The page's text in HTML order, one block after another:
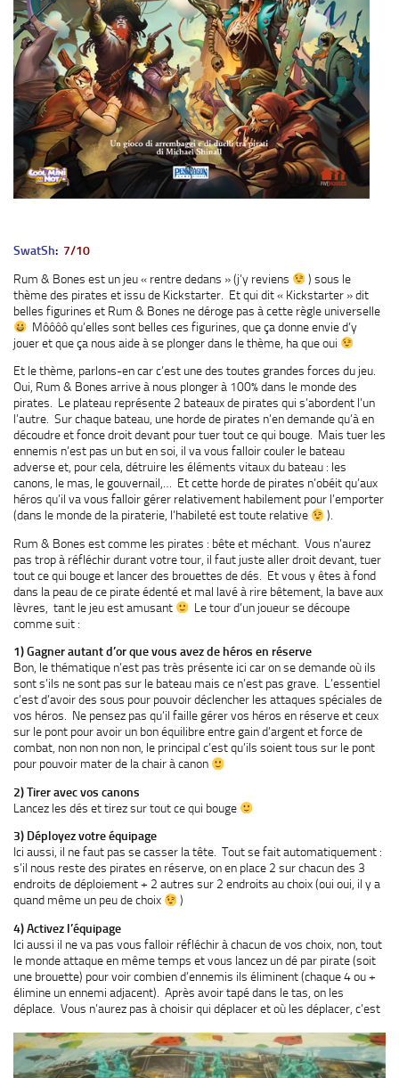
SwatSh: 7/10
Rum & Bones est un jeu « rentre dedans » (j’y reviens
) sous le
thème des pirates et issu de Kickstarter. Et qui dit « Kickstarter » dit
belles figurines et Rum & Bones ne déroge pas à cette règle universelle
Môôôô qu’elles sont belles ces figurines, que ça donne envie d’y
jouer et que ça nous aide à se plonger dans le thème, ha que oui
Et le thème, parlons-en car c’est une des toutes grandes forces du jeu.
Oui, Rum & Bones arrive à nous plonger à 100% dans le monde des
pirates. Le plateau représente 2 bateaux de pirates qui s’abordent l’un
l’autre. Sur chaque bateau, une horde de pirates n’en demande qu’à en
découdre et fonce droit devant pour tuer tout ce qui bouge. Mais tuer les
ennemis n’est pas un but en soi, il va vous falloir couler le bateau
adverse et, pour cela, détruire les éléments vitaux du bateau : les
canons, le mas, le gouvernail,… Et cette horde de pirates n’obéit qu’aux
héros qu’il va vous falloir gérer relativement habilement pour l’emporter
(dans le monde de la piraterie, l’habileté est toute relative
).
Rum & Bones est comme les pirates : bête et méchant. Vous n’aurez
pas trop à réfléchir durant votre tour, il faut juste aller droit devant, tuer
tout ce qui bouge et lancer des brouettes de dés. Et vous y êtes à fond
dans la peau de ce pirate édenté et mal lavé à rire bêtement, la bave aux
lèvres, tant le jeu est amusant
Le tour d’un joueur se découpe
comme suit :
1) Gagner autant d’or que vous avez de héros en réserve
Bon, le thématique n’est pas très présente ici car on se demande où ils
sont s’ils ne sont pas sur le bateau mais ce n’est pas grave. L’essentiel
c’est d’avoir des sous pour pouvoir déclencher les attaques spéciales de
vos héros. Ne pensez pas qu’il faille gérer vos héros en réserve et ceux
sur le pont pour avoir un bon équilibre entre gain d’argent et force de
combat, non non non non, le principal c’est qu’ils soient tous sur le pont
pour pouvoir mater de la chair à canon
2) Tirer avec vos canons
Lancez les dés et tirez sur tout ce qui bouge
3) Déployez votre équipage
Ici aussi, il ne faut pas se casser la tête. Tout se fait automatiquement :
s’il nous reste des pirates en réserve, on en place 2 sur chacun des 3
endroits de déploiement + 2 autres sur 2 endroits au choix (oui oui, il y a
quand même un peu de choix
)
4) Activez l’équipage
Ici aussi il ne va pas vous falloir réfléchir à chacun de vos choix, non, tout
le monde attaque en même temps et vous lancez un dé par pirate (soit
une brouette) pour voir combien d’ennemis ils éliminent (chaque 4 ou +
élimine un ennemi adjacent). Après avoir tapé dans le tas, on les
déplace. Vous n’aurez pas à choisir qui déplacer et où les déplacer, c’est